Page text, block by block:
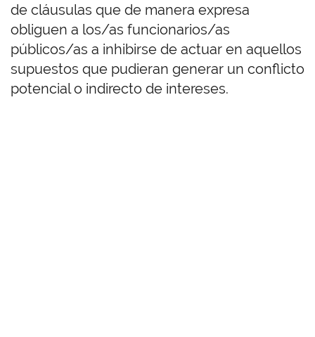
de cláusulas que de manera expresa
obliguen a los/as funcionarios/as
públicos/as a inhibirse de actuar en aquellos
supuestos que pudieran generar un conflicto
potencial o indirecto de intereses.